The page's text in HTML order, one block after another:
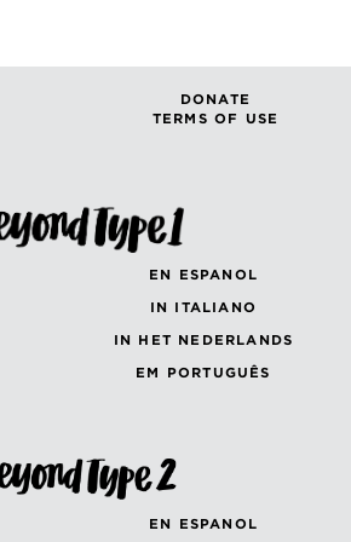
DONATE
TERMS OF USE
EN ESPANOL
IN ITALIANO
IN HET NEDERLANDS
EM PORTUGUÊS
EN ESPANOL